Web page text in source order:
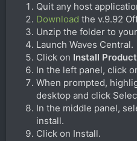
Quit any host
Download the v.9.92
Unzip the folder to
Launch Waves Central.
Click on Install
In the left panel, click
When prompted,
desktop and click
In the middle panel,
install.
Click on Install.